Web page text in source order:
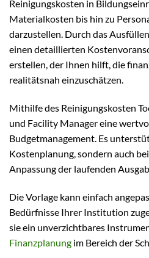
Reinigungskosten in
Materialkosten bis hin zu
darzustellen. Durch das
einen detaillierten
erstellen, der Ihnen hilft, die
realitätsnah einzuschätzen.
Mithilfe des Reinigungskosten
und Facility Manager eine
Budgetmanagement. Es
Kostenplanung, sondern auch
Anpassung der laufenden
Die Vorlage kann einfach
Bedürfnisse Ihrer Institution
sie ein unverzichtbares
Finanzplanung im Bereich der